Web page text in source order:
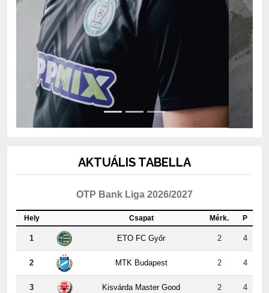
Csapat
1 ETO FC Győr 2 4
2 MTK Budapest 2 4
3 Kisvárda Master Good 2 4
4 Újpest FC 2 3